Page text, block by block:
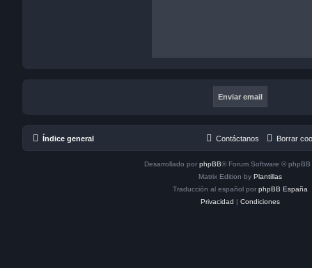
Índice general Borrar
Contáctanos
Desarrollado por phpBB® Forum Software © phpBB
Matrix Edition by Plantillas
Traducción al español por phpBB España
Privacidad | Condiciones